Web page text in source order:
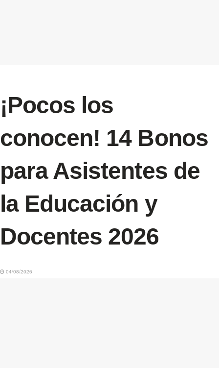
¡Pocos los
conocen! 14 Bonos
para Asistentes de
la Educación y
Docentes 2026
04/08/2026